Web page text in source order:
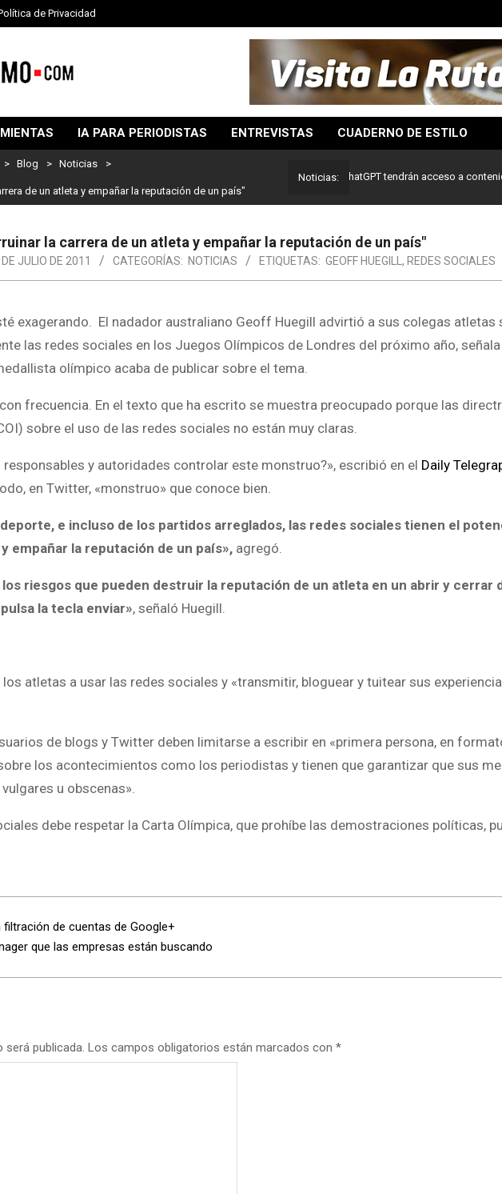
de Privacidad
IA PARA PERIODISTAS ENTREVISTAS CUADERNO DE ESTILO
> Blog > Noticias >
de un atleta y empañar la reputación de un país"
Noticias:
Usuarios de ChatGPT tendrán acceso a contenidos
la carrera de un atleta y empañar la reputación de un país"
JULIO DE 2011 CATEGORÍAS: NOTICIAS ETIQUETAS: GEOFF HUEGILL , REDES SOCIALES
exagerando. El nadador australiano Geoff Huegill advirtió a sus colegas atletas
las redes sociales en los Juegos Olímpicos de Londres del próximo año, señala
olímpico acaba de publicar sobre el tema.
con frecuencia. En el texto que ha escrito se muestra preocupado porque las
sobre el uso de las redes sociales no están muy claras.
responsables y autoridades controlar este monstruo?», escribió en el Daily
en Twitter, «monstruo» que conoce bien.
e incluso de los partidos arreglados, las redes sociales tienen el
empañar la reputación de un país», agregó.
riesgos que pueden destruir la reputación de un atleta en un abrir y cerrar
la tecla enviar», señaló Huegill.
atletas a usar las redes sociales y «transmitir, bloguear y tuitear sus
de blogs y Twitter deben limitarse a escribir en «primera persona, en
los acontecimientos como los periodistas y tienen que garantizar que sus
u obscenas».
debe respetar la Carta Olímpica, que prohíbe las demostraciones políticas,
de cuentas de Google+
que las empresas están buscando
publicada. Los campos obligatorios están marcados con *